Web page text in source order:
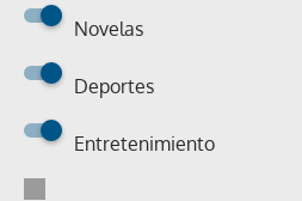
Novelas
Deportes
Entretenimiento